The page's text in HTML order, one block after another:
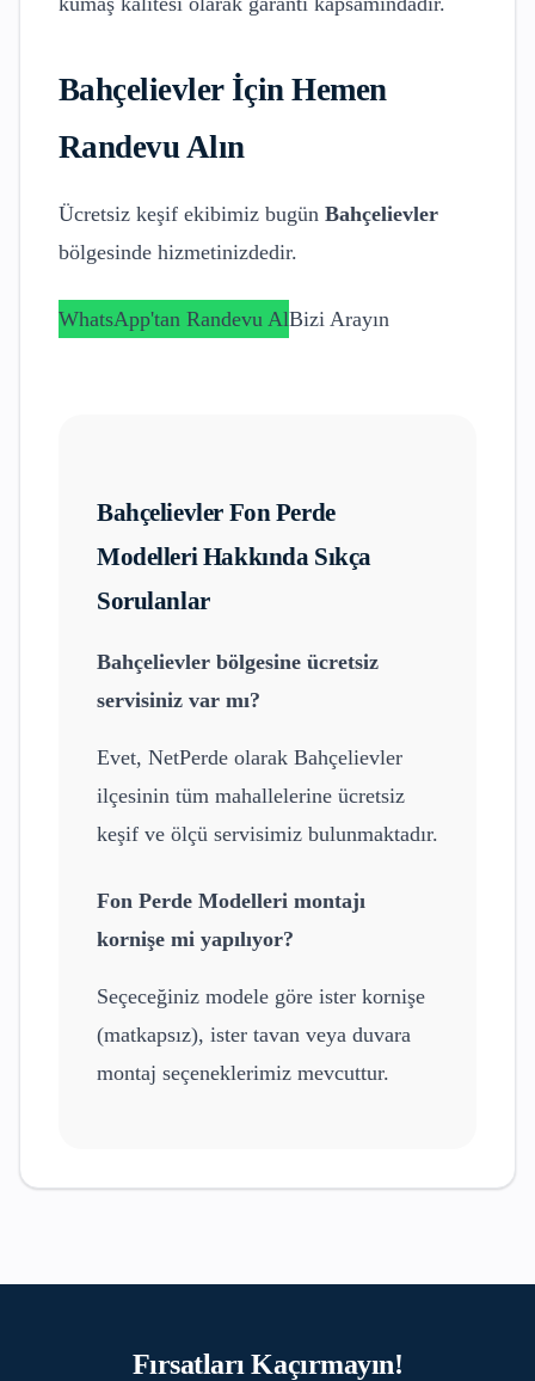
Bahçelievlerİçin Hemen
Randevu Alın
Ücretsiz keşif ekibimiz bugün Bahçelievler
bölgesinde hizmetinizdedir.
WhatsApp'tan Randevu AlBizi Arayın
Bahçelievler Fon Perde
ModelleriHakkında Sıkça
Sorulanlar
Bahçelievler bölgesine ücretsiz
servisiniz var mı?
Evet, NetPerde olarak Bahçelievler
ilçesinin tüm mahallelerine ücretsiz
keşif ve ölçü servisimiz bulunmaktadır.
Fon Perde Modelleri montajı
kornişe mi yapılıyor?
Seçeceğiniz modele göre ister kornişe
(matkapsız), ister tavan veya duvara
montaj seçeneklerimiz mevcuttur.
Fırsatları Kaçırmayın!